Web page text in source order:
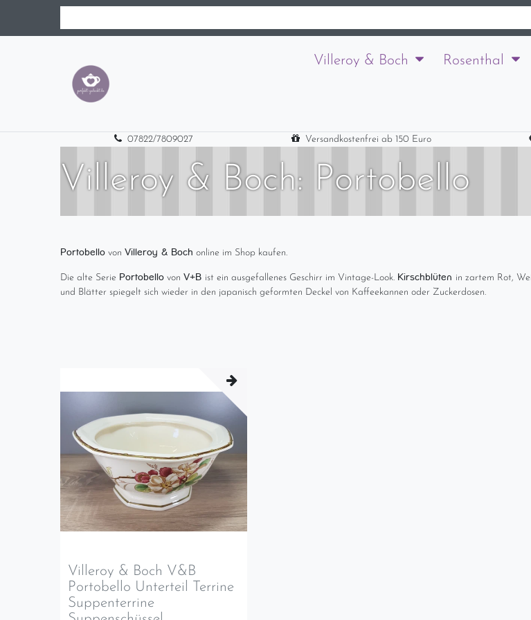
Villeroy & Boch Rosenthal
07822/7809027 Versandkostenfrei ab 150 Euro
Villeroy & Boch: Portobello
Portobello von Villeroy & Boch online im Shop kaufen.
Die alte Serie Portobello von V+B ist ein ausgefallenes Geschirr im Vintage-Look. Kirschblüten in zartem Rot,
und Blätter spiegelt sich wieder in den japanisch geformten Deckel von Kaffeekannen oder Zuckerdosen.
Villeroy & Boch V&B
Portobello Unterteil Terrine
Suppenterrine